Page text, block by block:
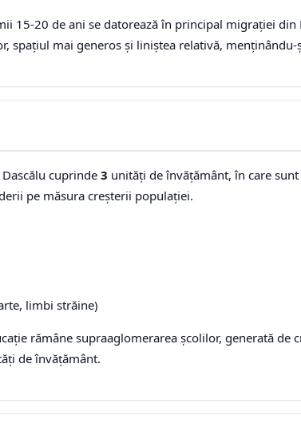
15-20 de ani se datorează în principal migrației
spațiul mai generos și liniștea relativă,
cuprinde 3 unități de învățământ, în care
pe măsura creșterii populației.
limbi străine)
rămâne supraaglomerarea școlilor, generată
de învățământ.